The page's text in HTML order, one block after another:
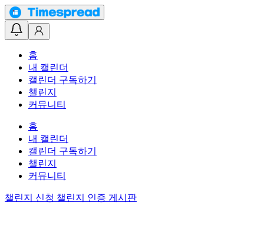
홈
내 캘린더
캘린더 구독하기
챌린지
커뮤니티
홈
내 캘린더
캘린더 구독하기
챌린지
커뮤니티
챌린지 신청 챌린지 인증 게시판